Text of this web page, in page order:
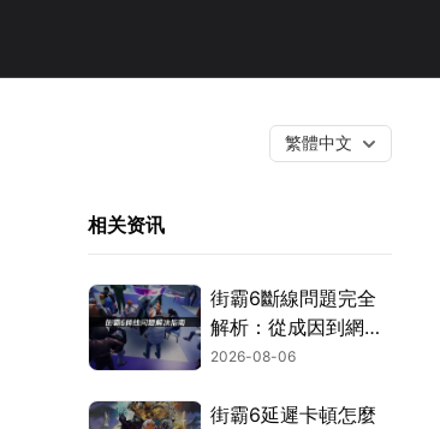
繁體中文
相关资讯
街霸6斷線問題完全
解析：從成因到網路
優化的實用攻略！
2026-08-06
街霸6延遲卡頓怎麼